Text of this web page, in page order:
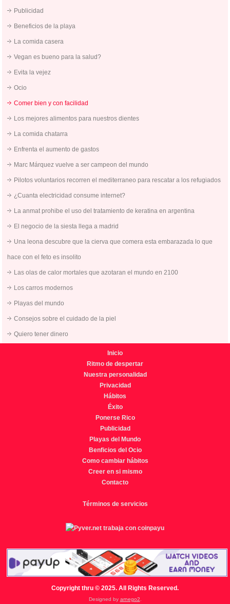
Publicidad
Beneficios de la playa
La comida casera
Vegan es bueno para la salud?
Evita la vejez
Ocio
Comer bien y con facilidad
Los mejores alimentos para nuestros dientes
La comida chatarra
Enfrenta el aumento de gastos
Marc Márquez vuelve a ser campeon del mundo
Pilotos voluntarios recorren el mediterraneo para rescatar a los refugiados
¿Cuanta electricidad consume internet?
La anmat prohibe el uso del tratamiento de keratina en argentina
El negocio de la siesta llega a madrid
Una leona descubre que la cierva que comera esta embarazada lo que
hace con el feto es insolito
Las olas de calor mortales que azotaran el mundo en 2100
Los carros modernos
Playas del mundo
Consejos sobre el cuidado de la piel
Quiero tener dinero
Inicio
Ritmo de despertar
Nuestra personalidad
Privacidad
Hábitos
Éxito
Ponerse Rico
Publicidad
Playas del Mundo
Benficios del Ocio
Como cambiar hábitos
Creer en si mismo
Contacto
Términos de servicios
Copyright thru © 2025. All Rights Reserved.
Designed by arnego2